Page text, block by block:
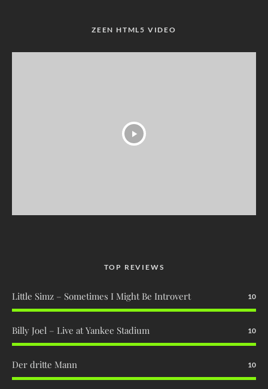
ZEEN HTML5 VIDEO
TOP REVIEWS
Little Simz – Sometimes I Might Be Introvert 10
Billy Joel – Live at Yankee Stadium 10
Der dritte Mann 10